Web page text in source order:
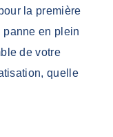
la première
panne en plein
de votre
quelle